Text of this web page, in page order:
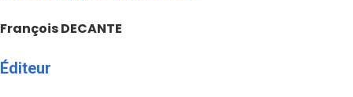
François DECANTE
Éditeur